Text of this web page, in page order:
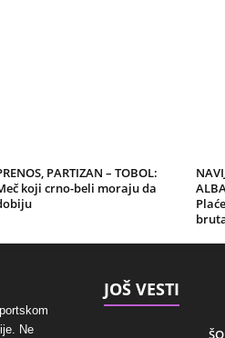
PARTIZAN – TOBOL:
koji crno-beli moraju da
Ne
JOŠ VESTI